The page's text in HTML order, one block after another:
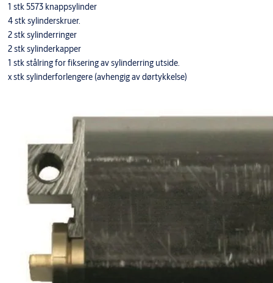
1 stk 5573 knappsylinder
4 stk sylinderskruer.
2 stk sylinderringer
2 stk sylinderkapper
1 stk stålring for fiksering av sylinderring utside.
x stk sylinderforlengere (avhengig av dørtykkelse)